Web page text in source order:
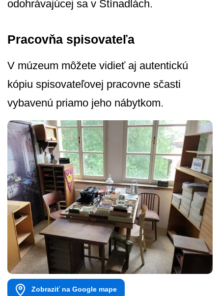
odohrávajúcej sa v Stínadlách.
Pracovňa spisovateľa
V múzeum môžete vidieť aj autentickú
kópiu spisovateľovej pracovne sčasti
vybavenú priamo jeho nábytkom.
Zobraziť na Google mape